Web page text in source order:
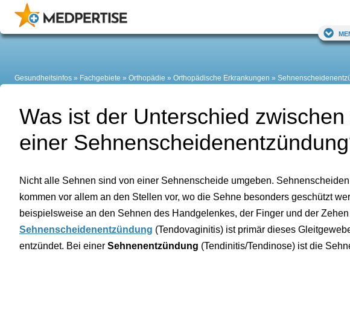
Gesundheitsinfos Fachgebiete Orthopädie Orthopädische Erkrankungen
Was ist der Unterschied
einer
Nicht alle Sehnen sind von einer Sehnenscheide umgeben. Sehnenscheiden
kommen vor allem an den Stellen vor, wo die Sehne besonders geschützt
beispielsweise an den Sehnen des Handgelenkes, der Finger und der
Sehnenscheidenentzündung (Tendovaginitis) ist primär dieses
entzündet. Bei einer Sehnenentzündung (Tendinitis/Tendinose) ist die